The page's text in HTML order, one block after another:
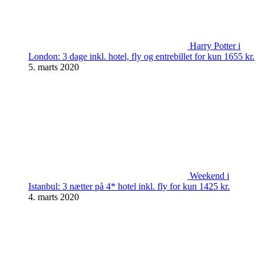
Harry Potter i
London: 3 dage inkl. hotel, fly og entrebillet for kun 1655 kr.
5. marts 2020
Weekend i
Istanbul: 3 nætter på 4* hotel inkl. fly for kun 1425 kr.
4. marts 2020